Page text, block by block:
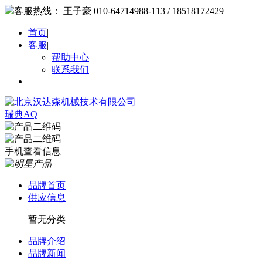
客服热线： 王子豪 010-64714988-113 / 18518172429
首页|
客服|
帮助中心
联系我们
瑞典AQ
手机查看信息
品牌首页
供应信息
暂无分类
品牌介绍
品牌新闻